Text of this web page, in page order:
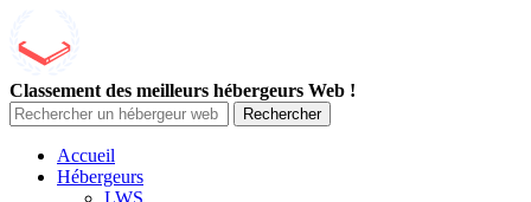
Classement des meilleurs hébergeurs Web !
Rechercher
Accueil
Hébergeurs
LWS